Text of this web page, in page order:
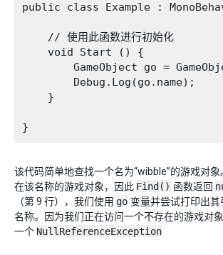
public class Example :
    // 使用此函数进行初始化
    void Start () {
GameObject go =
        Debug.Log(go.name);
    }
该代码简单地查找一个名为“wibble”的游戏对
在该名称的游戏对象，因此 Find() 函数返回
（第 9 行），我们使用 go 变量并尝试打印出
名称。因为我们正在访问一个不存在的游戏对
一个 NullReferenceException